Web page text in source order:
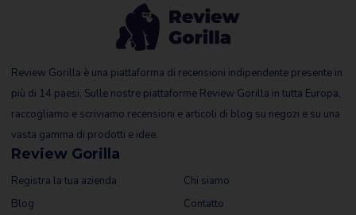
Review Gorilla è una piattaforma di recensioni indipendente presente in
più di 14 paesi. Sulle nostre piattaforme Review Gorilla in tutta Europa,
raccogliamo e scriviamo recensioni e articoli di blog su negozi e su una
vasta gamma di prodotti e idee.
Review Gorilla
Registra la tua azienda
Blog
Chi siamo
Contatto